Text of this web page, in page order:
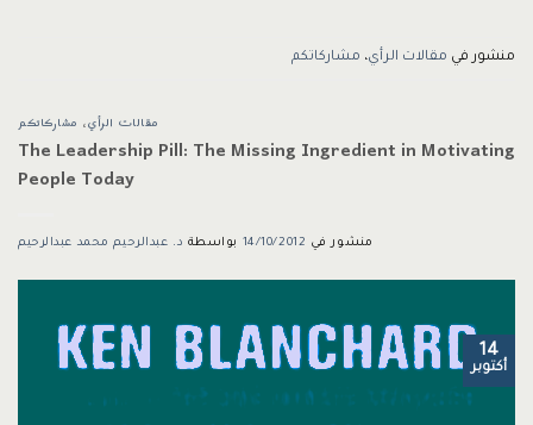
منشور في مقالات الرأي، مشاركاتكم
مقالات الرأي، مشاركاتكم
The Leadership Pill: The Missing Ingredient in Motivating
People Today
منشور في 14/10/2012 بواسطة د. عبدالرحيم محمد عبدالرحيم
14
أكتوبر